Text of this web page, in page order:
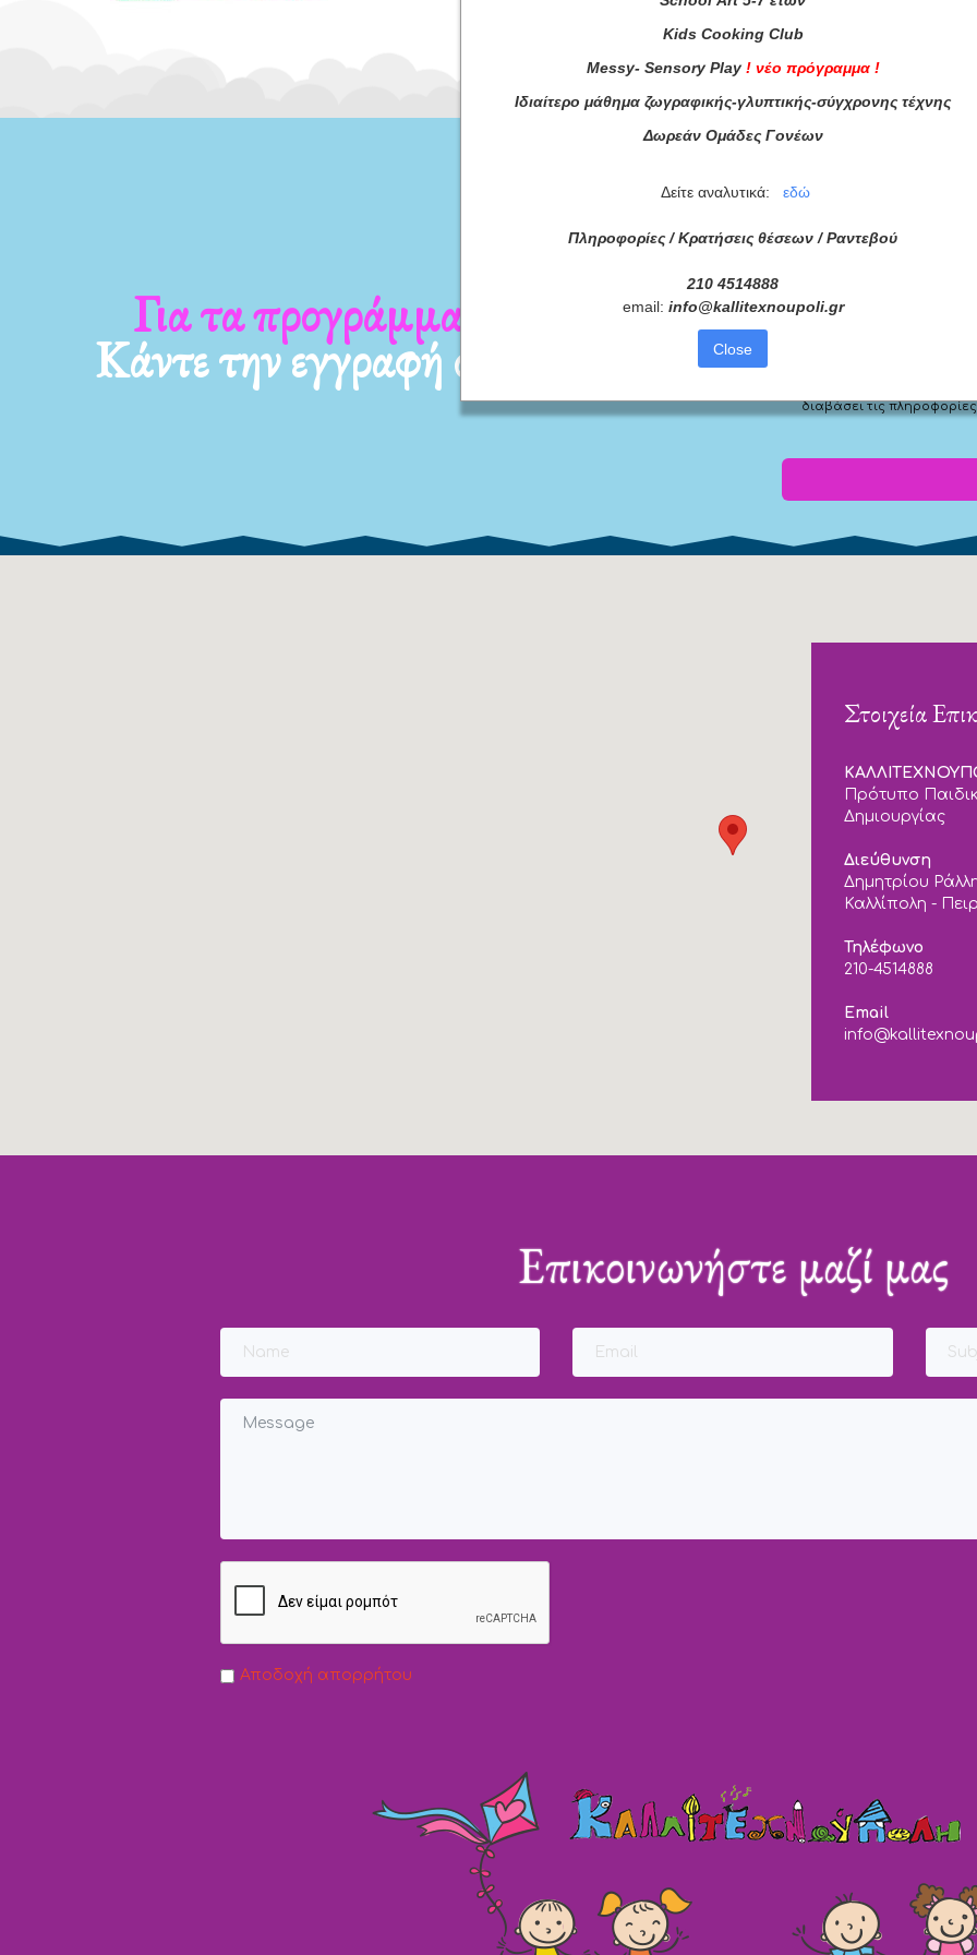
Για τα νέα μας
Κάντε την εγγραφή σας τώρα! Όρους
διαβάσει τις
Στοιχεία
Πρότυπο
Δημιουργίας
Διεύθυνση
Δημητρίου
Καλλίπολη -
Τηλέφωνο
210-4514888
Email
Επικοινωνήστε μαζί μας
Αποδοχή απορρήτου
Kids Cooking Club
Messy- Sensory Play ! νέο πρόγραμμα !
Ιδιαίτερο μάθημα ζωγραφικής-γλυπτικής-σύγχρονης τέχνης
Δωρεάν Ομάδες Γονέων
Δείτε αναλυτικά: εδώ
Πληροφορίες / Κρατήσεις θέσεων / Ραντεβού
210 4514888
email: info@kallitexnoupoli.gr
Close